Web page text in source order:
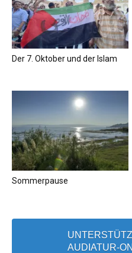
Der 7. Oktober und der Islam
Sommerpause
AUDIATUR-